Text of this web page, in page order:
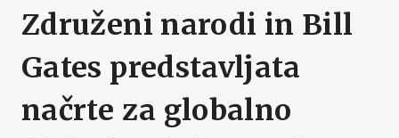
Združeni narodi in Bill
Gates predstavljata
načrte za globalno